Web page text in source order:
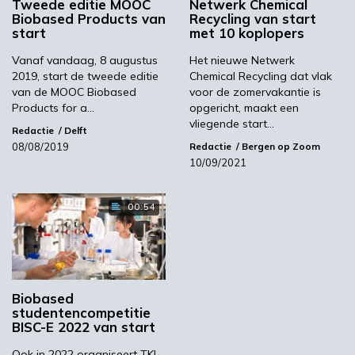
“Op dit moment gebeurt er ontzettend veel
op biobased gebied. Nieuwe biobased
materialen, Life Cycle Analyses, het gaat maar
door. Vooral de input van het werkveld is dan
ook van grote waarde.”
Beide projectleiders nodigen het bedrijfsleven
in de grensregio dan ook uit om deel te nemen
aan de tweede pilot. Die begint vanaf februari
2022. Daarin wordt nadrukkelijk gezocht naar
onderwijsvormen waaraan zowel studenten
als professionals kunnen deelnemen. Zo
worden er lezingen, masterclasses en excursies
georganiseerd en opdrachten gegevens
waaraan studenten en professionals kunnen
samenwerken.
Het project ‘Lerend Netwerk Biobouwers’ is
een initiatief van het consortium van Avans
Tweede editie MOOC
Biobased Products van
start
Vanaf vandaag, 8 augustus
2019, start de tweede editie
van de MOOC Biobased
Products for a…
Redactie Delft
08/08/2019
Netwerk Chemical
Recycling van start
met 10 koplopers
Het nieuwe Netwerk
Chemical Recycling dat vlak
voor de zomervakantie is
opgericht, maakt een
vliegende start…
Redactie Bergen op Zoom
10/09/2021
00:54
Biobased
studentencompetitie
BISC-E 2022 van start